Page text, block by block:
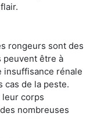
rongeurs sont des
peuvent être à
rénale
cas de la peste.
leur corps
nombreuses